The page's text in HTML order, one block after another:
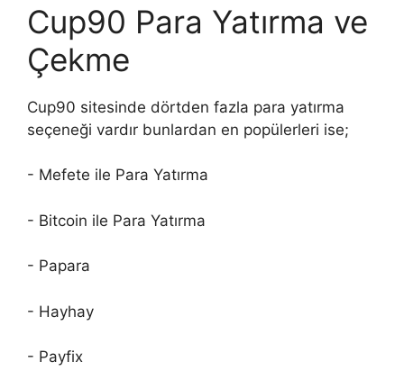
Cup90 Para Yatırma ve
Çekme
Cup90 sitesinde dörtden fazla para yatırma
seçeneği vardır bunlardan en popülerleri ise;
- Mefete ile Para Yatırma
- Bitcoin ile Para Yatırma
- Papara
- Hayhay
- Payfix